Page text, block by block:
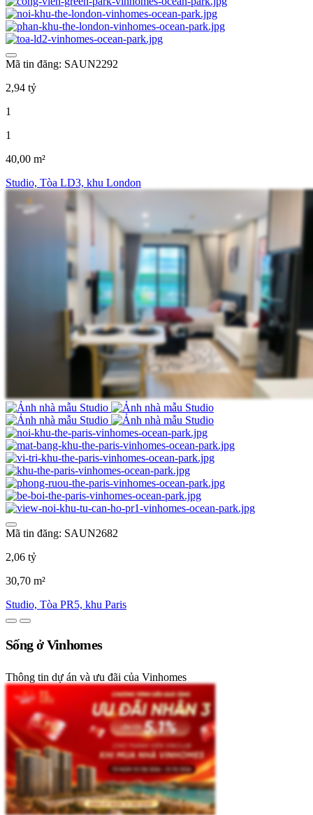
Mã tin đăng: SAUN2292
2,94 tỷ
1
1
40,00 m²
Studio, Tòa LD3, khu London
Mã tin đăng: SAUN2682
2,06 tỷ
30,70 m²
Studio, Tòa PR5, khu Paris
Sống ở Vinhomes
Thông tin dự án và ưu đãi của Vinhomes